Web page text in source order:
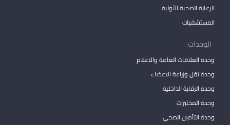
الرعاية الصحية الأولية
المستشفيات
الوحدات
وحدة العلاقات العامة والاعلام
وحدة نقل وزراعة الاعضاء
وحدة الرقابة الداخلية
وحدة المختبرات
وحدة التأمين الصحي